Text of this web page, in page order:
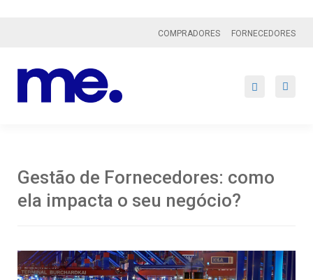
COMPRADORES FORNECEDORES
Gestão de Fornecedores: como
ela impacta o seu negócio?